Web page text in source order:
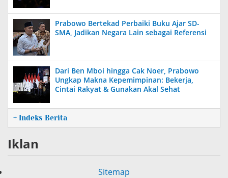
Prabowo Bertekad Perbaiki Buku Ajar SD-
SMA, Jadikan Negara Lain sebagai Referensi
Dari Ben Mboi hingga Cak Noer, Prabowo
Ungkap Makna Kepemimpinan: Bekerja,
Cintai Rakyat & Gunakan Akal Sehat
+ Indeks Berita
Iklan
Sitemap